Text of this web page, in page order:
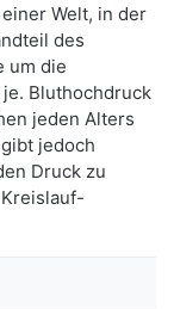
Welt, in der
des
um die
Bluthochdruck
jeden Alters
jedoch
Druck zu